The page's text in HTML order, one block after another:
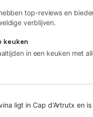
top-reviews en
verblijven.
keuken
in een keuken met
ligt in Cap d'Artrutx en